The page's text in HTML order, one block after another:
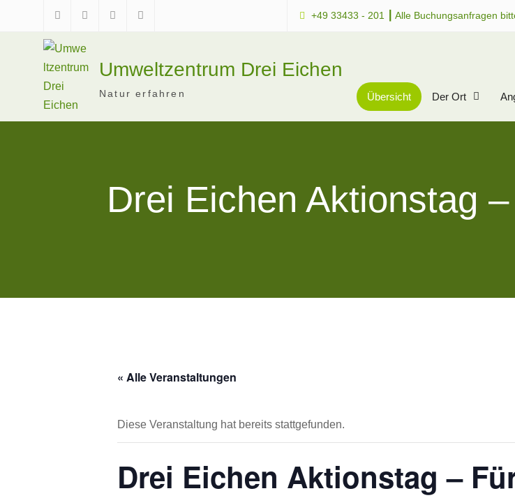
+49 33433 - 201 ┃ Alle Buchungsanfragen
Umweltzentrum Drei Eichen
Natur erfahren Übersicht Der Ort
Drei Eichen Aktionstag
« Alle Veranstaltungen
Diese Veranstaltung hat bereits stattgefunden.
Drei Eichen Aktionstag –